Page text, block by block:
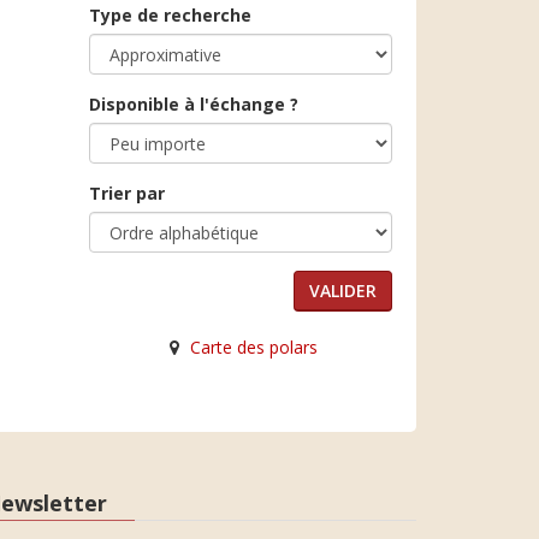
Type de recherche
Disponible à l'échange ?
Trier par
Carte des polars